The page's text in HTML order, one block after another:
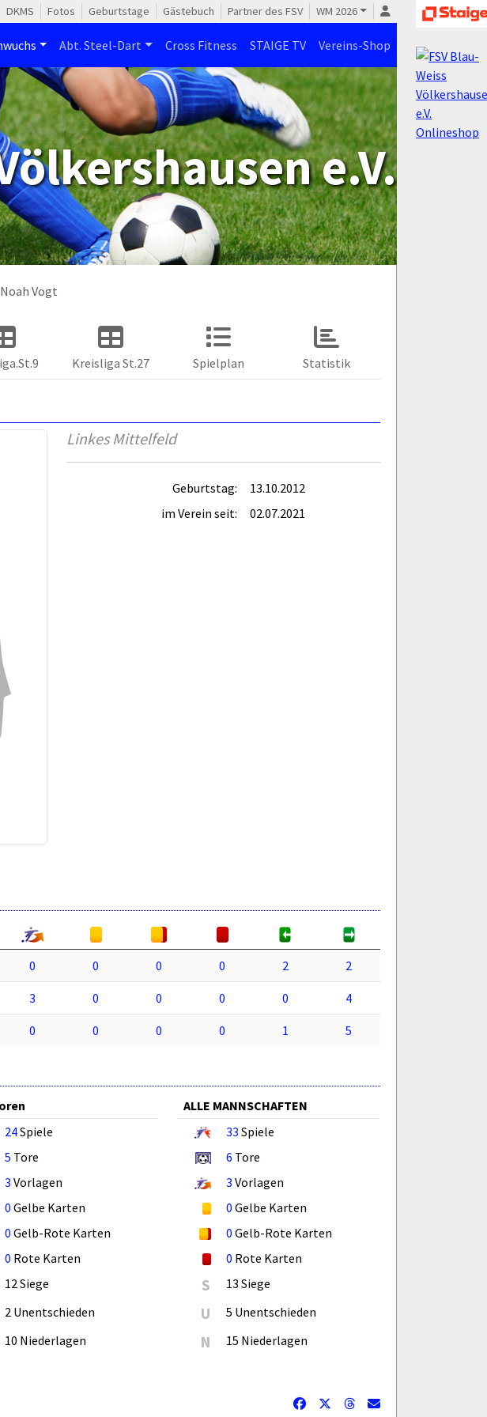
DKMS Fotos Geburtstage Gästebuch Partner des FSV WM 2026
Abt. Steel-Dart Cross Fitness STAIGE TV Vereins-Shop
e.V.
Vogt
Kreisliga St.27 Spielplan Statistik
Linkes Mittelfeld
Geburtstag:
13.10.2012
im Verein seit:
02.07.2021
0 0 0 0 2 2
3 0 0 0 0 4
0 0 0 0 1 5
24Spiele
5 Tore
3 Vorlagen
0 Gelbe Karten
0 Gelb-Rote Karten
0 Rote Karten
12 Siege
2 Unentschieden
10 Niederlagen
ALLE MANNSCHAFTEN
33 Spiele
6 Tore
3 Vorlagen
0 Gelbe Karten
0 Gelb-Rote Karten
0 Rote Karten
S 13 Siege
U 5 Unentschieden
N 15 Niederlagen